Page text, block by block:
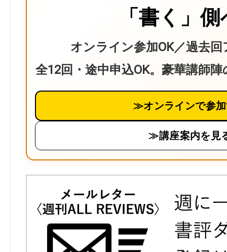
「書く」
オンライン参加OK／過去
全12回・途中申込OK。豪華講師
≫オンラインで参
≫講座案内を見